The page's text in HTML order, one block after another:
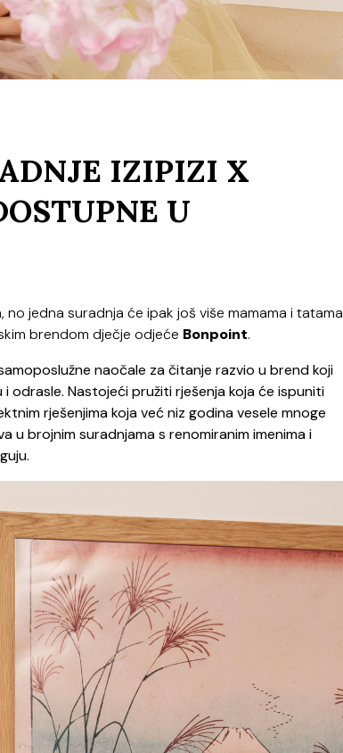
IZIPIZI X
U
jedna suradnja će ipak još više mamama i tatama
brendom dječje odjeće Bonpoint.
naočale za čitanje razvio u brend koji
odrasle. Nastojeći pružiti rješenja koja će ispuniti
rješenjima koja već niz godina vesele mnoge
brojnim suradnjama s renomiranim imenima i